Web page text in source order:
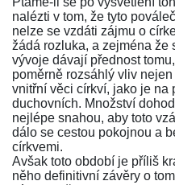
nalézti v tom, že tyto
nelze se vzdáti zájmu o
žádá rozluka, a zejména že
vývoje dávají přednost
poměrně rozsáhlý vliv
vnitřní věci církví, jako je na
duchovních. Množství
nejlépe snahou, aby toto
dálo se cestou pokojnou a
církvemi.
Avšak toto období je příliš
něho definitivní závěry o